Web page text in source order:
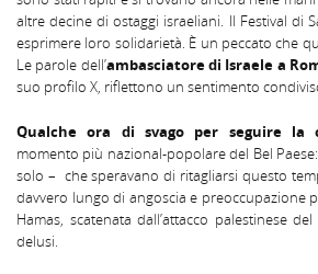
altre decine di ostaggi israeliani. Il Festival di
esprimere loro solidarietà. È un peccato che
Le parole dell’ambasciatore di Israele a
suo profilo X, riflettono un sentimento
Qualche ora di svago per seguire la
momento più nazional-popolare del Bel
solo – che speravano di ritagliarsi questo
davvero lungo di angoscia e preoccupazione
Hamas, scatenata dall’attacco palestinese
delusi.